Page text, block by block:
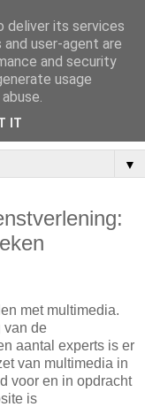
▼
met multimedia.
van de
aantal experts is er
van multimedia in
voor en in opdracht
is
deliver its services
user-agent are
and security
usage
IT